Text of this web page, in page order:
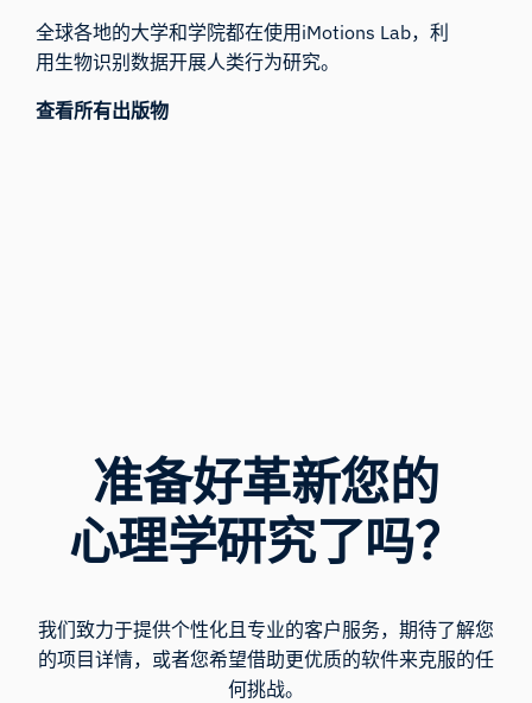
全球各地的大学和学院都在使用iMotions Lab，利
用生物识别数据开展人类行为研究。
查看所有出版物
准备好革新您的
心理学研究了吗？
我们致力于提供个性化且专业的客户服务，期待了解您
的项目详情，或者您希望借助更优质的软件来克服的任
何挑战。